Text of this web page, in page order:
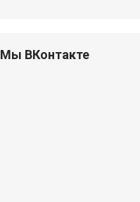
Мы ВКонтакте